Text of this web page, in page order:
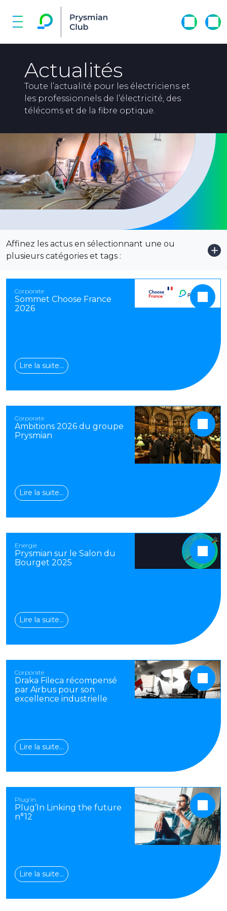
Actualités
Toute l’actualité pour les électriciens et
les professionnels de l’électricité, des
télécoms et de la fibre optique.
Affinez les actus en sélectionnant une ou
plusieurs catégories et tags :
Corporate
Sommet Choose France
2026
Lire la suite…
Corporate
Ambitions 2026 du groupe
Prysmian
Lire la suite…
Energie
Prysmian sur le Salon du
Bourget 2025
Lire la suite…
Corporate
Draka Fileca récompensé
par Airbus pour son
excellence industrielle
Lire la suite…
Plug'in
Plug’In Linking the future
n°12
Lire la suite…